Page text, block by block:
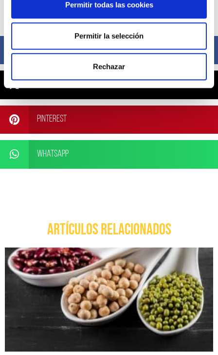
Permitir todas las cookies
Permitir la selección
Rechazar
Compártelo ahora
Facebook
Pinterest
WhatsApp
ARTÍCULOS RELACIONADOS